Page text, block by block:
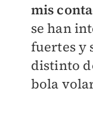
mis
se han
fuertes y
distinto
bola